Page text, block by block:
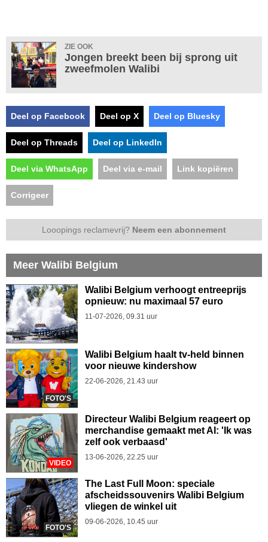
ZIE OOK
Jongen breekt been bij sprong uit
zweefmolen Walibi
Deel op Facebook Deel op X Deel op Bluesky
Deel op Threads Deel op LinkedIn
Deel via WhatsApp Deel via e-mail Link kopiëren
Corrigeer
Looopings reclamevrij? Neem een abonnement
Meer Walibi Belgium
Walibi Belgium verhoogt entreeprijs
opnieuw: nu maximaal 57 euro
11-07-2026, 09.31 uur
FOTO'S
Walibi Belgium haalt tv-held binnen
voor nieuwe kindershow
22-06-2026, 21.43 uur
VIDEO
Directeur Walibi Belgium reageert op
merchandise gemaakt met AI: 'Ik was
zelf ook verbaasd'
13-06-2026, 22.25 uur
FOTO'S
The Last Full Moon: speciale
afscheidssouvenirs Walibi Belgium
vliegen de winkel uit
09-06-2026, 10.45 uur